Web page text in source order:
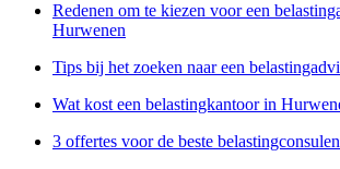
Redenen om te kiezen voor een
Hurwenen
Tips bij het zoeken naar een
Wat kost een belastingkantoor in
3 offertes voor de beste